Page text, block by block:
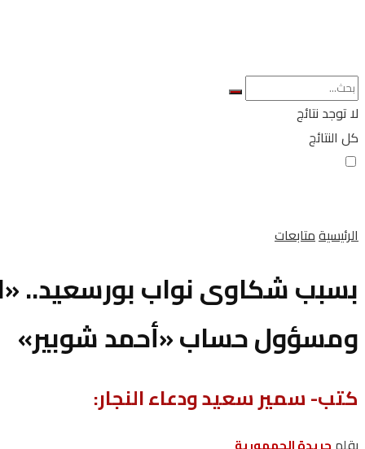
لا توجد نتائج
كل النتائج
الرئيسيةمتابعات
بسبب شكاوى نواب بورسعيد..
ومسؤول حساب «أحمد شوبير»
كتب- سمير سعيد ودعاء النجار: